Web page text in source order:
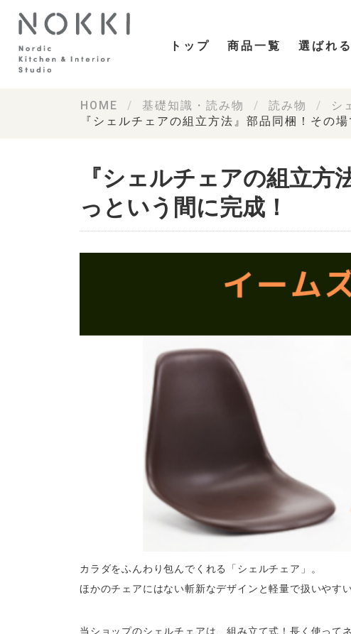
トップ 商品一覧 選ばれ
HOME 基礎知識・読み物 読み物
シ
『シェルチェアの組立方法』部品同梱！その
『シェルチェアの組立方
っという間に完成！
カラダをふんわり包んでくれる「シェルチェア」。
ほかのチェアにはない斬新なデザインと軽量で扱いやす
当ショップのシェルチェアは、組み立て式！長く使って